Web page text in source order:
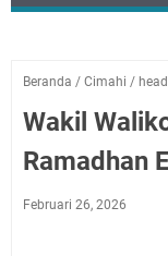
Beranda / Cimahi /
Wakil
Ramadhan
Februari 26, 2026